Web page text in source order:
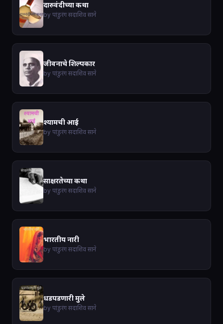
दारुवंदीच्या कथा
by पांडुरंग सदाशिव साने
जीवनाचे शिल्पकार
by पांडुरंग सदाशिव साने
श्यामची आई
by पांडुरंग सदाशिव साने
साक्षरतेच्या कथा
by पांडुरंग सदाशिव साने
भारतीय नारी
by पांडुरंग सदाशिव साने
धडपडणारी मुले
by पांडुरंग सदाशिव साने